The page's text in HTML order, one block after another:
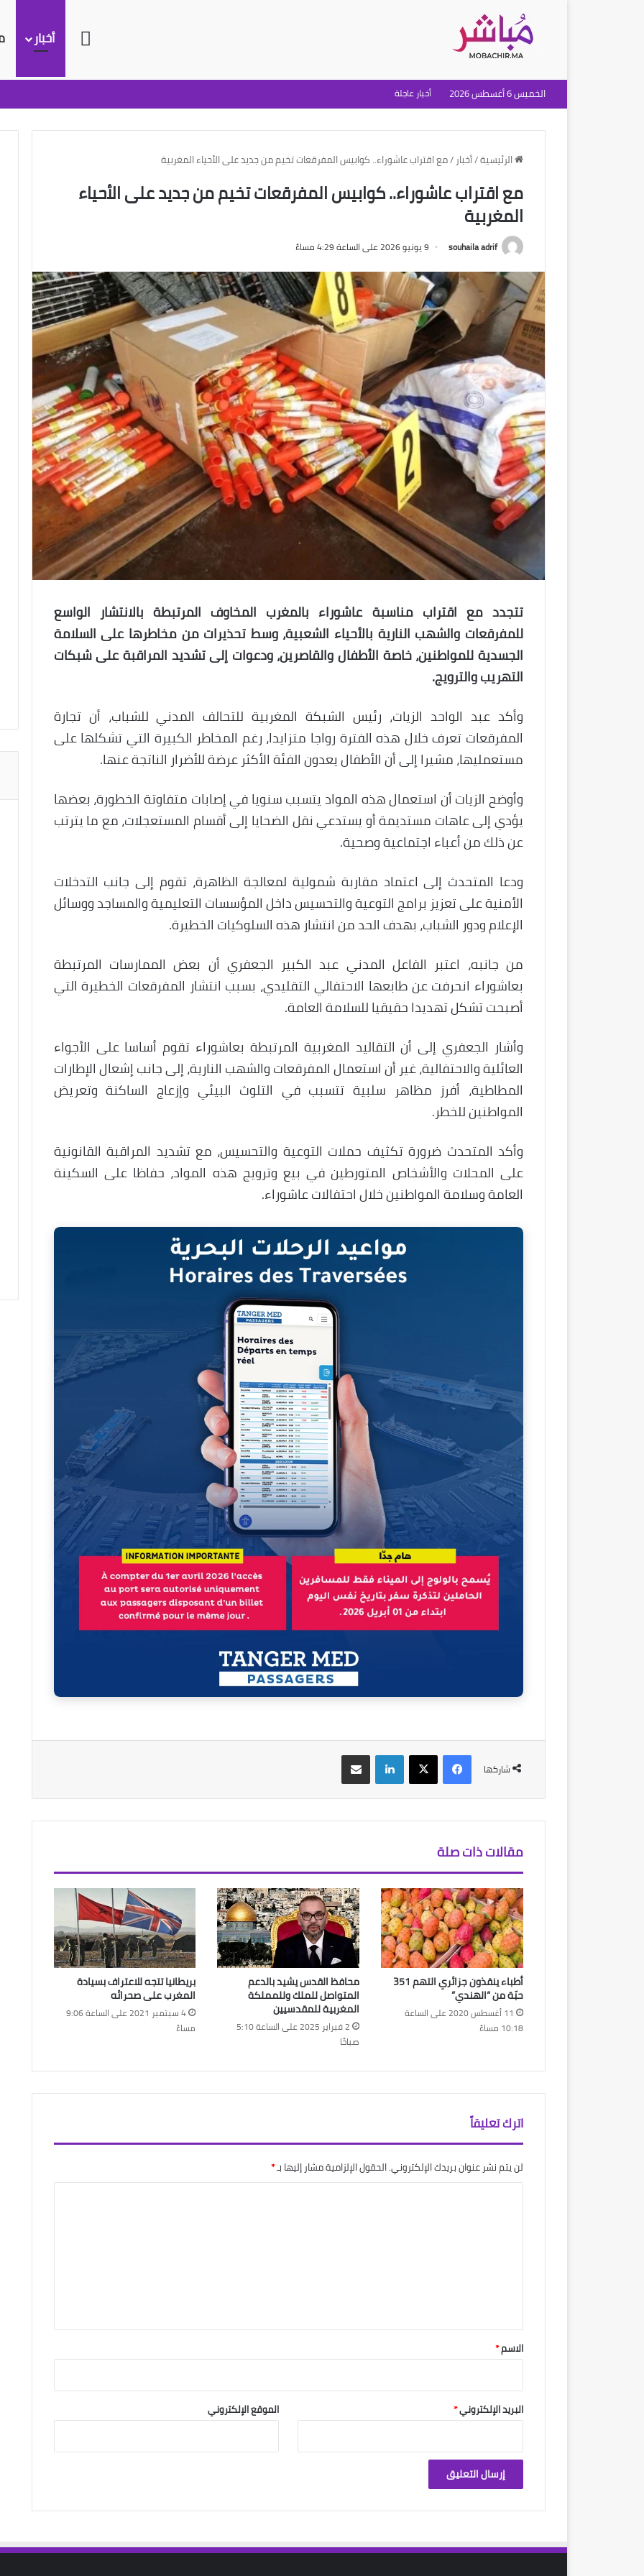
الرئيسية
أخبار
الخميس 6 أغسطس 2026 أخبار عاجلة
الرئيسية/أخبار /مع اقتراب عاشوراء.. كوابيس المفرقعات تخيم من جديد على الأحياء المغربية
مع اقتراب عاشوراء.. كوابيس المفرقعات تخيم من جديد على الأحياء
المغربية
souhaila adrif 9 يونيو 2026 على الساعة 4:29 مساءً
تتجدد مع اقتراب مناسبة عاشوراء بالمغرب المخاوف المرتبطة بالانتشار الواسع
للمفرقعات والشهب النارية بالأحياء الشعبية، وسط تحذيرات من مخاطرها على السلامة
الجسدية للمواطنين، خاصة الأطفال والقاصرين، ودعوات إلى تشديد المراقبة على شبكات
التهريب والترويج.
وأكد عبد الواحد الزيات، رئيس الشبكة المغربية للتحالف المدني للشباب، أن تجارة
المفرقعات تعرف خلال هذه الفترة رواجا متزايدا، رغم المخاطر الكبيرة التي تشكلها على
مستعمليها، مشيرا إلى أن الأطفال يعدون الفئة الأكثر عرضة للأضرار الناتجة عنها.
وأوضح الزيات أن استعمال هذه المواد يتسبب سنويا في إصابات متفاوتة الخطورة، بعضها
يؤدي إلى عاهات مستديمة أو يستدعي نقل الضحايا إلى أقسام المستعجلات، مع ما يترتب
عن ذلك من أعباء اجتماعية وصحية.
ودعا المتحدث إلى اعتماد مقاربة شمولية لمعالجة الظاهرة، تقوم إلى جانب التدخلات
الأمنية على تعزيز برامج التوعية والتحسيس داخل المؤسسات التعليمية والمساجد ووسائل
الإعلام ودور الشباب، بهدف الحد من انتشار هذه السلوكيات الخطيرة.
من جانبه، اعتبر الفاعل المدني عبد الكبير الجعفري أن بعض الممارسات المرتبطة
بعاشوراء انحرفت عن طابعها الاحتفالي التقليدي، بسبب انتشار المفرقعات الخطيرة التي
أصبحت تشكل تهديدا حقيقيا للسلامة العامة.
وأشار الجعفري إلى أن التقاليد المغربية المرتبطة بعاشوراء تقوم أساسا على الأجواء
العائلية والاحتفالية، غير أن استعمال المفرقعات والشهب النارية، إلى جانب إشعال الإطارات
المطاطية، أفرز مظاهر سلبية تتسبب في التلوث البيئي وإزعاج الساكنة وتعريض
المواطنين للخطر.
وأكد المتحدث ضرورة تكثيف حملات التوعية والتحسيس، مع تشديد المراقبة القانونية
على المحلات والأشخاص المتورطين في بيع وترويج هذه المواد، حفاظا على السكينة
العامة وسلامة المواطنين خلال احتفالات عاشوراء.
شاركها
فيسبوك‫X لينكدإن مشاركة عبر البريد
مقالات ذات صلة
أطباء ينقذون جزائري التهم 351
حبّة من “الهندي”
11 أغسطس 2020 على الساعة
10:18 مساءً
محافظ القدس يشيد بالدعم
المتواصل للملك وللمملكة
المغربية للمقدسيين
2 فبراير 2025 على الساعة 5:10
صباحًا
بريطانيا تتجه للاعتراف بسيادة
المغرب على صحرائه
4 سبتمبر 2021 على الساعة 9:06
مساءً
اترك تعليقاً
لن يتم نشر عنوان بريدك الإلكتروني.الحقول الإلزامية مشار إليها بـ*
*
الاسم*
البريد الإلكتروني* الموقع الإلكتروني